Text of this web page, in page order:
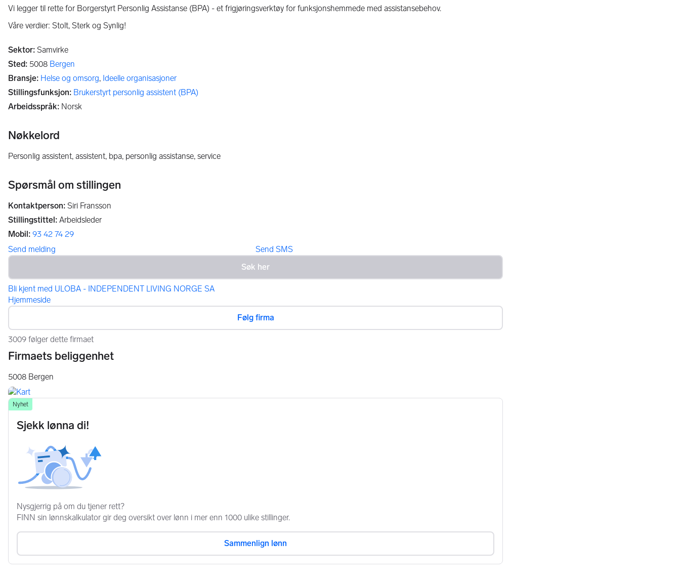
Vi legger til rette for Borgerstyrt Personlig Assistanse (BPA) - et frigjøringsverktøy for funksjonshemmede med assistansebehov.
Våre verdier: Stolt, Sterk og Synlig!
Sektor: Samvirke
Sted: 5008 Bergen
Bransje: Helse og omsorg, Ideelle organisasjoner
Stillingsfunksjon: Brukerstyrt personlig assistent (BPA)
Arbeidsspråk: Norsk
Nøkkelord
personlig assistent, assistent, bpa, personlig assistanse, service
Spørsmål om stillingen
Kontaktperson: Siri Fransson
Stillingstittel: Arbeidsleder
Mobil: 93 42 74 29
Send melding
Send SMS
Bli kjent med ULOBA - INDEPENDENT LIVING NORGE SA
Hjemmeside
Følg firma
3009 følger dette firmaet
Firmaets beliggenhet
5008 Bergen